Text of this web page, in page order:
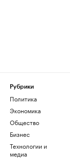
Рубрики
Политика
Экономика
Общество
Бизнес
Технологии и
медиа